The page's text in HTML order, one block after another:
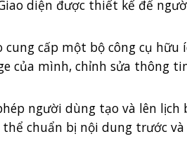
diện được thiết kế để
cung cấp một bộ công cụ
của mình, chỉnh sửa thông
người dùng tạo và lên
chuẩn bị nội dung trước